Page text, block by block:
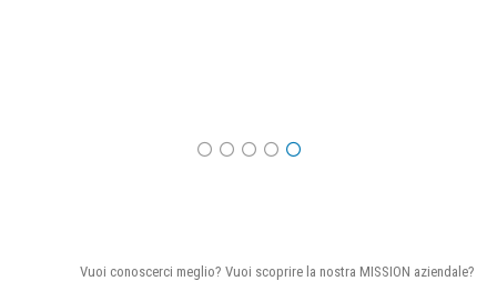
Vuoi conoscerci meglio? Vuoi scoprire la nostra MISSION aziendale?